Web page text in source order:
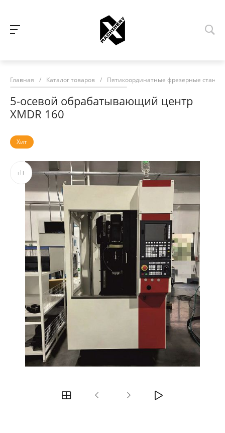
Главная / Каталог товаров / Пятикоординатные фрезерные станки
5-осевой обрабатывающий центр
XMDR 160
Хит